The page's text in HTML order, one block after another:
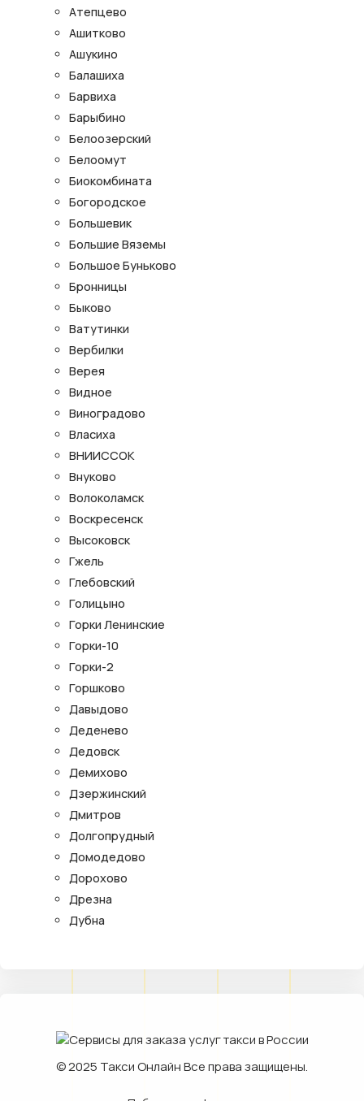
Атепцево
Ашитково
Ашукино
Балашиха
Барвиха
Барыбино
Белоозерский
Белоомут
Биокомбината
Богородское
Большевик
Большие Вяземы
Большое Буньково
Бронницы
Быково
Ватутинки
Вербилки
Верея
Видное
Виноградово
Власиха
ВНИИССОК
Внуково
Волоколамск
Воскресенск
Высоковск
Гжель
Глебовский
Голицыно
Горки Ленинские
Горки-10
Горки-2
Горшково
Давыдово
Деденево
Дедовск
Демихово
Дзержинский
Дмитров
Долгопрудный
Домодедово
Дорохово
Дрезна
Дубна
© 2025 Такси ОнлайнВсе права защищены.